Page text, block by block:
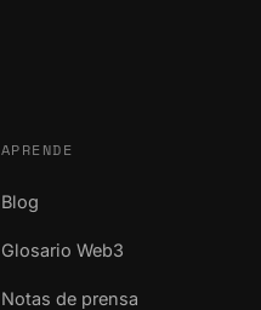
APRENDE
Blog
Glosario Web3
Notas de prensa